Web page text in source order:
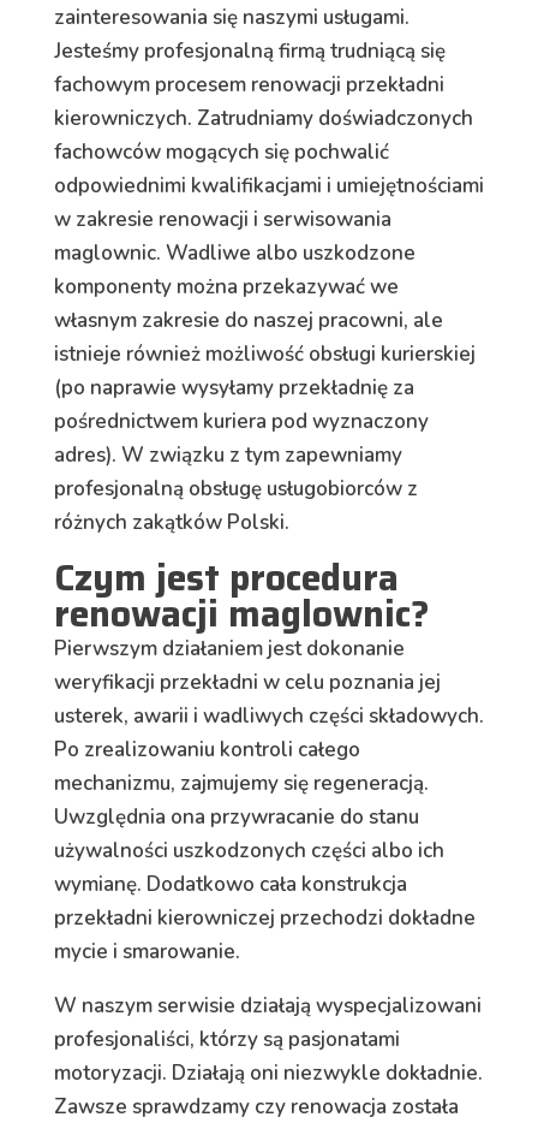
zainteresowania się naszymi usługami.
Jesteśmy profesjonalną firmą trudniącą się
fachowym procesem renowacji przekładni
kierowniczych. Zatrudniamy doświadczonych
fachowców mogących się pochwalić
odpowiednimi kwalifikacjami i umiejętnościami
w zakresie renowacji i serwisowania
maglownic. Wadliwe albo uszkodzone
komponenty można przekazywać we
własnym zakresie do naszej pracowni, ale
istnieje również możliwość obsługi kurierskiej
(po naprawie wysyłamy przekładnię za
pośrednictwem kuriera pod wyznaczony
adres). W związku z tym zapewniamy
profesjonalną obsługę usługobiorców z
różnych zakątków Polski.
Czym jest procedura
renowacji maglownic?
Pierwszym działaniem jest dokonanie
weryfikacji przekładni w celu poznania jej
usterek, awarii i wadliwych części składowych.
Po zrealizowaniu kontroli całego
mechanizmu, zajmujemy się regeneracją.
Uwzględnia ona przywracanie do stanu
używalności uszkodzonych części albo ich
wymianę. Dodatkowo cała konstrukcja
przekładni kierowniczej przechodzi dokładne
mycie i smarowanie.
W naszym serwisie działają wyspecjalizowani
profesjonaliści, którzy są pasjonatami
motoryzacji. Działają oni niezwykle dokładnie.
Zawsze sprawdzamy czy renowacja została